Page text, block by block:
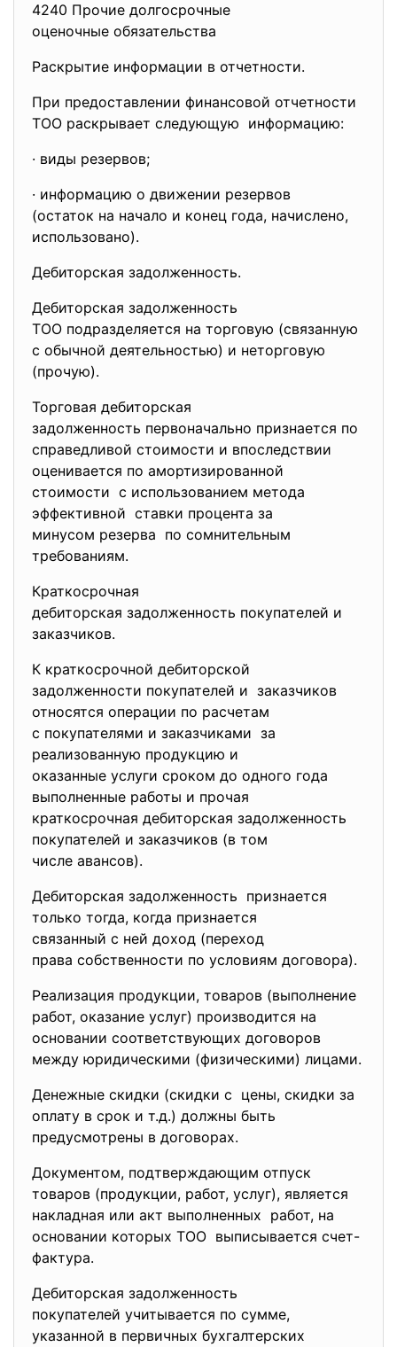
4240 Прочие долгосрочные
оценочные обязательства
Раскрытие информации в отчетности.
При предоставлении финансовой отчетности
ТОО раскрывает следующую информацию:
· виды резервов;
· информацию о движении резервов
(остаток на начало и конец года, начислено,
использовано).
Дебиторская задолженность.
Дебиторская задолженность
ТОО подразделяется на торговую (связанную
с обычной деятельностью) и неторговую
(прочую).
Торговая дебиторская
задолженность первоначально признается по
справедливой стоимости и впоследствии
оценивается по амортизированной
стоимости с использованием метода
эффективной ставки процента за
минусом резерва по сомнительным
требованиям.
Краткосрочная
дебиторская задолженность покупателей и
заказчиков.
К краткосрочной дебиторской
задолженности покупателей и заказчиков
относятся операции по расчетам
с покупателями и заказчиками за
реализованную продукцию и
оказанные услуги сроком до одного года
выполненные работы и прочая
краткосрочная дебиторская задолженность
покупателей и заказчиков (в том
числе авансов).
Дебиторская задолженность признается
только тогда, когда признается
связанный с ней доход (переход
права собственности по условиям договора).
Реализация продукции, товаров (выполнение
работ, оказание услуг) производится на
основании соответствующих договоров
между юридическими (физическими) лицами.
Денежные скидки (скидки с цены, скидки за
оплату в срок и т.д.) должны быть
предусмотрены в договорах.
Документом, подтверждающим отпуск
товаров (продукции, работ, услуг), является
накладная или акт выполненных работ, на
основании которых ТОО выписывается счет-
фактура.
Дебиторская задолженность
покупателей учитывается по сумме,
указанной в первичных бухгалтерских